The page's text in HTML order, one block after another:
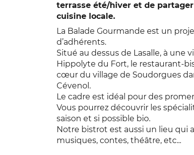
terrasse été/hiver et de
cuisine locale.
La Balade Gourmande est un
d’adhérents.
Situé au dessus de Lasalle, à une
Hippolyte du Fort, le restaurant-
cœur du village de Soudorgues
Cévenol.
Le cadre est idéal pour des
Vous pourrez découvrir les
saison et si possible bio.
Notre bistrot est aussi un lieu qui
musiques, contes, théâtre, etc...